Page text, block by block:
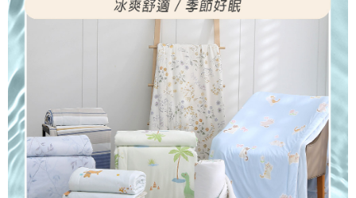
５．嚴禁一人註冊多個帳號或使用他人資訊註冊。若發現惡意使用之情形，
恩沛科技股份有限公司將有權停止該用戶之使用額度並採取法律行動。